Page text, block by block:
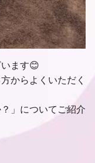
ます😊
からよくいただく
」についてご紹介